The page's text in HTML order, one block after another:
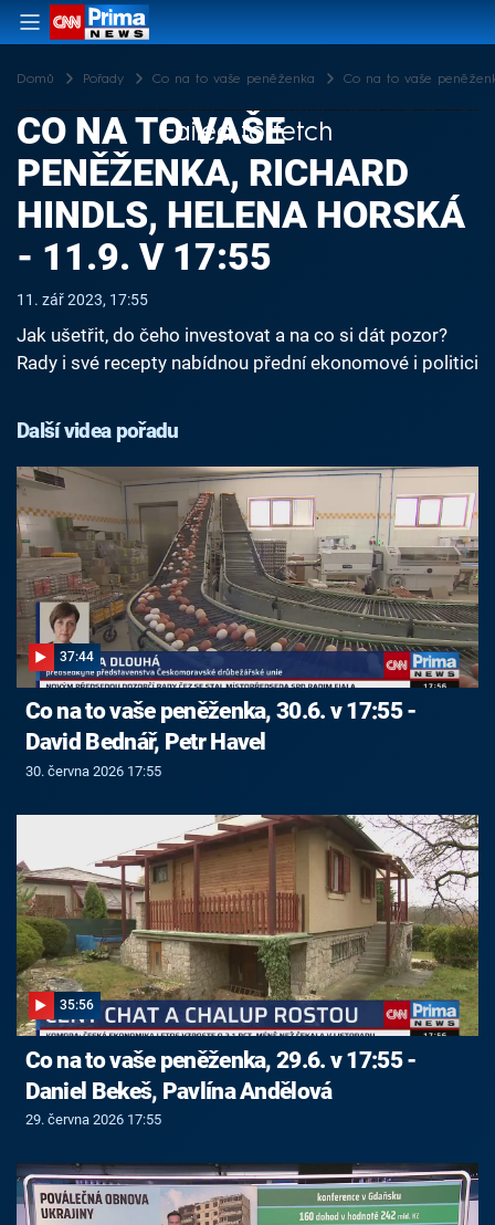
Domů Pořady Co na to vaše peněženka Co na to vaše
Failed to fetch
CO NA TO VAŠE
PENĚŽENKA, RICHARD
HINDLS, HELENA HORSKÁ
- 11.9. V 17:55
11. zář 2023, 17:55
Jak ušetřit, do čeho investovat a na co si dát pozor?
Rady i své recepty nabídnou přední ekonomové i politici
Další videa pořadu
37:44
Co na to vaše peněženka, 30.6. v 17:55 -
David Bednář, Petr Havel
30. června 2026 17:55
35:56
Co na to vaše peněženka, 29.6. v 17:55 -
Daniel Bekeš, Pavlína Andělová
29. června 2026 17:55